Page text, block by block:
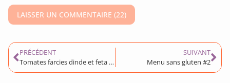
PRÉCÉDENT
Tomates farcies dinde et feta sans gluten
SUIVANT
Menu sans gluten #2